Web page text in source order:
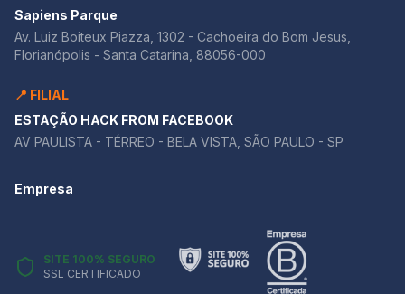
Sapiens Parque
Av. Luiz Boiteux Piazza, 1302 - Cachoeira do Bom Jesus,
Florianópolis - Santa Catarina, 88056-000
📍 FILIAL
ESTAÇÃO HACK FROM FACEBOOK
AV PAULISTA - TÉRREO - BELA VISTA, SÃO PAULO - SP
Empresa
SITE 100% SEGURO
SSL CERTIFICADO